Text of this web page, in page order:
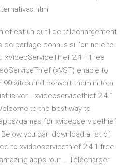
est un outil de téléchargement
de partage connus si l'on ne cite
xVideoServiceThief 2.4 1 Free
(xVST) enable to
90 sites and convert them in to a
is ver... xvideoservicethief 2.4.1
to the best way to
games for xvideoservicethief
you can download a list of
to xvideoservicethief 2.4.1 free
apps, our … Télécharger